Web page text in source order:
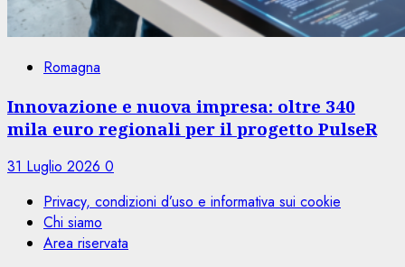
Romagna
Innovazione e nuova impresa: oltre 340
mila euro regionali per il progetto PulseR
31 Luglio 2026 0
Privacy, condizioni d’uso e informativa sui cookie
Chi siamo
Area riservata